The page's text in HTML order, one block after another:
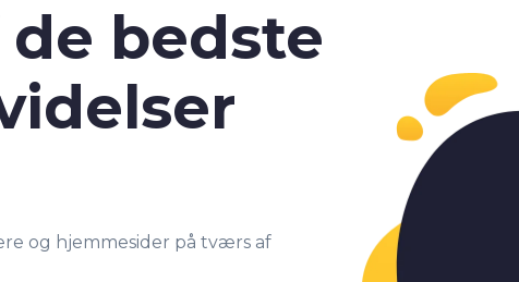
de bedste
og hjemmesider på tværs af